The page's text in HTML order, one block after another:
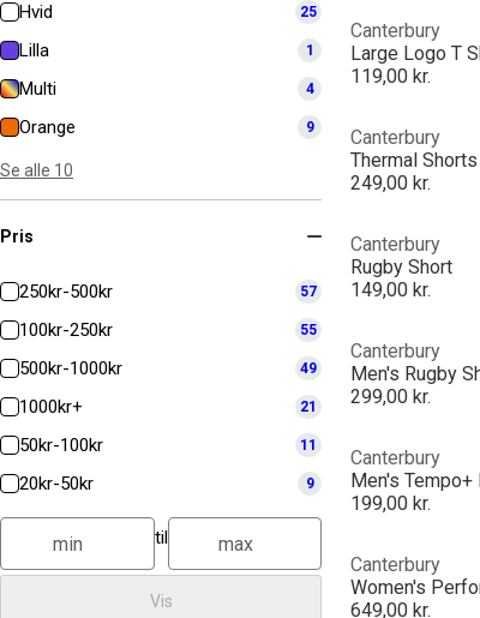
Hvid 25
Lilla 1
Multi 4
Orange 9
Se alle 10
Pris
250kr-500kr 57
100kr-250kr 55
500kr-1000kr 49
1000kr+ 21
50kr-100kr 11
20kr-50kr 9
til
Vis
Canterbury
Large Logo T
119,00 kr.
Canterbury
Thermal
249,00 kr.
Canterbury
Rugby Short
149,00 kr.
Canterbury
Men's Rugby
299,00 kr.
Canterbury
Men's
199,00 kr.
Canterbury
Women's
649,00 kr.